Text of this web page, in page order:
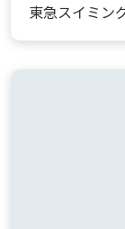
東急スイミン